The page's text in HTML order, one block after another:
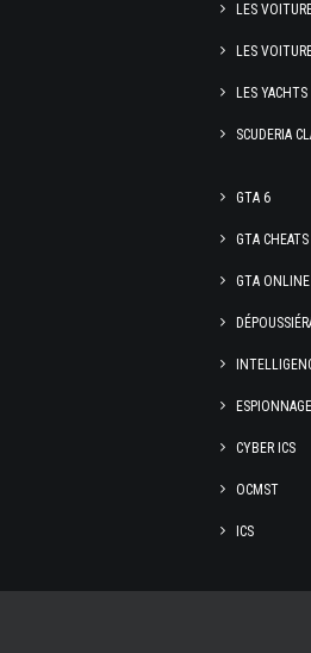
LES
LES
LES YACHTS
SCUDERIA
GTA 6
GTA CHEATS
GTA ONLINE
CYBER ICS
OCMST
ICS